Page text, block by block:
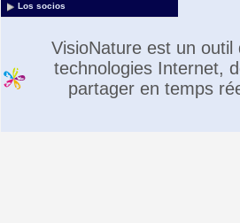
Los socios
VisioNature est un
technologies Internet,
partager en temps